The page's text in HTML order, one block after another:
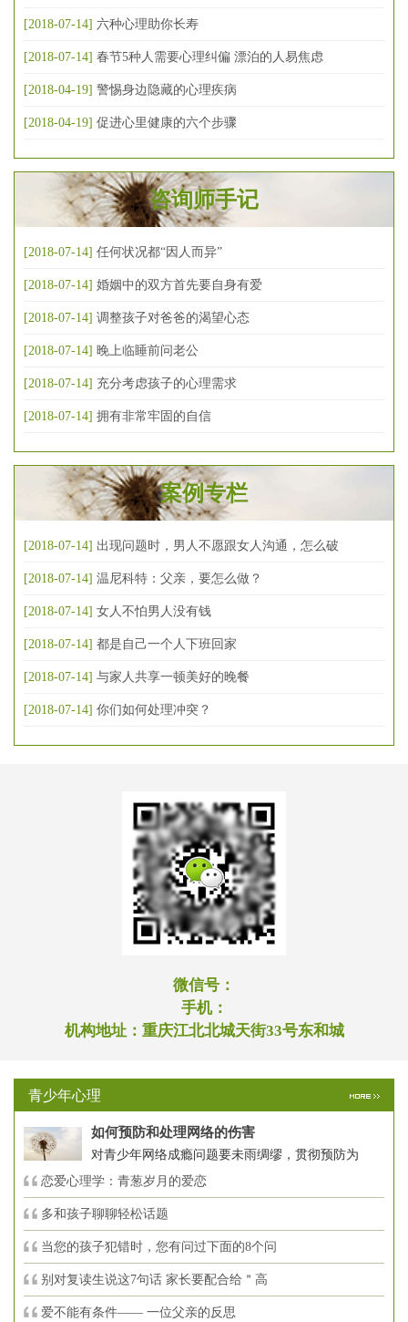
[2018-07-14] 六种心理助你长寿
[2018-07-14] 春节5种人需要心理纠偏 漂泊的人易焦虑
[2018-04-19] 警惕身边隐藏的心理疾病
[2018-04-19] 促进心里健康的六个步骤
咨询师手记
[2018-07-14] 任何状况都“因人而异”
[2018-07-14] 婚姻中的双方首先要自身有爱
[2018-07-14] 调整孩子对爸爸的渴望心态
[2018-07-14] 晚上临睡前问老公
[2018-07-14] 充分考虑孩子的心理需求
[2018-07-14] 拥有非常牢固的自信
案例专栏
[2018-07-14] 出现问题时，男人不愿跟女人沟通，怎么破
[2018-07-14] 温尼科特：父亲，要怎么做？
[2018-07-14] 女人不怕男人没有钱
[2018-07-14] 都是自己一个人下班回家
[2018-07-14] 与家人共享一顿美好的晚餐
[2018-07-14] 你们如何处理冲突？
微信号：
手机：
机构地址： 重庆江北北城天街33号东和城
青少年心理
如何预防和处理网络的伤害
对青少年网络成瘾问题要未雨绸缪，贯彻预防为
恋爱心理学：青葱岁月的爱恋
多和孩子聊聊轻松话题
当您的孩子犯错时，您有问过下面的8个问
别对复读生说这7句话 家长要配合给＂高
爱不能有条件—— 一位父亲的反思